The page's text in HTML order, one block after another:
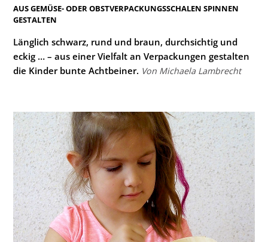
:
AUS GEMÜSE- ODER OBSTVERPACKUNGSSCHALEN SPINNEN
GESTALTEN
Länglich schwarz, rund und braun, durchsichtig und
eckig … – aus einer Vielfalt an Verpackungen gestalten
die Kinder bunte Achtbeiner. Von Michaela Lambrecht